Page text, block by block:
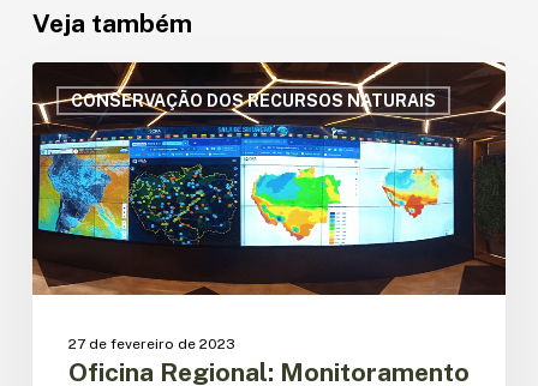
Veja também
CONSERVAÇÃO DOS RECURSOS NATURAIS
Regional:
Monitoramento
dos
Recursos
Hídricos
da
Bacia
Amazônica
27 de fevereiro de 2023
Oficina Regional: Monitoramento